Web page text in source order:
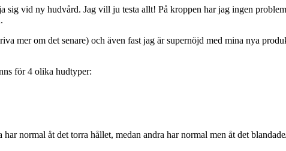
vid ny hudvård. Jag vill ju testa allt! På kroppen har jag ingen
mer om det senare) och även fast jag är supernöjd med mina nya
för 4 olika hudtyper:
normal åt det torra hållet, medan andra har normal men åt det